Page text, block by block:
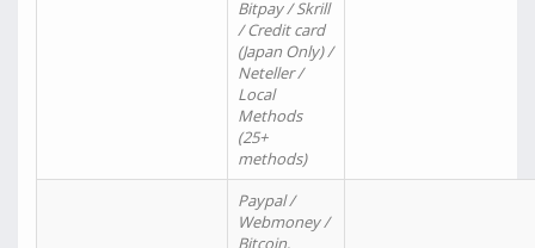
Bitpay / Skrill
/ Credit card
(Japan Only) /
Neteller /
Local
Methods
(25+
methods)
Paypal /
Webmoney /
Bitcoin,